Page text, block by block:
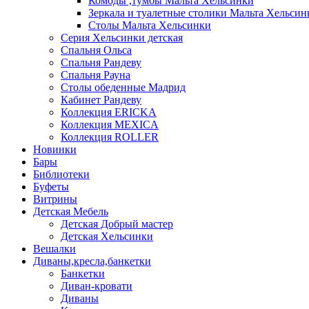
Зеркала и туалетные столики Мальта
Столы Мальта Хельсинки
Серия Хельсинки детская
Спальня Ольса
Спальня Рандеву
Спальня Рауна
Столы обеденные Мадрид
Кабинет Рандеву
Коллекция ERICKA
Коллекция MEXICA
Коллекция ROLLER
Новинки
Бары
Библиотеки
Буфеты
Витрины
Детская Мебель
Детская Добрый мастер
Детская Хельсинки
Вешалки
Диваны,кресла,банкетки
Банкетки
Диван-кровати
Диваны